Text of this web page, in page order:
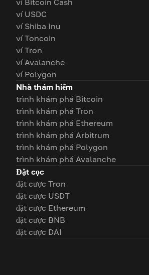
ví Bitcoin Cash
ví USDC
ví Shiba Inu
ví Toncoin
ví Tron
ví Avalanche
ví Polygon
Nhà thám hiểm
trình khám phá Bitcoin
trình khám phá Tron
trình khám phá Ethereum
trình khám phá Arbitrum
trình khám phá Polygon
trình khám phá Avalanche
Đặt cọc
đặt cược Tron
đặt cược USDT
đặt cược Ethereum
đặt cược BNB
đặt cược DAI